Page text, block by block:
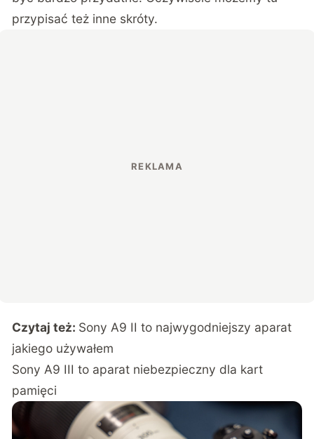
przypisać też inne skróty.
Czytaj też: Sony A9 II to najwygodniejszy aparat
jakiego używałem
Sony A9 III to aparat niebezpieczny dla kart
pamięci